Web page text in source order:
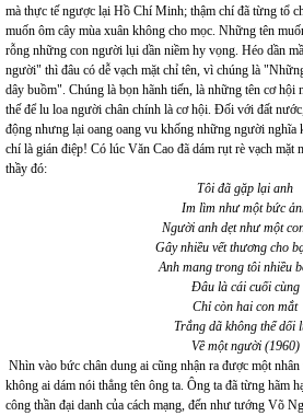
mà thực tế ngược lại Hồ Chí Minh; thậm chí đã từng tổ
muốn ôm cây mùa xuân không cho mọc. Những tên
rỗng những con người lụi dần niềm hy vọng. Héo dần
người" thì đâu có dễ vạch mặt chỉ tên, vì chúng là
dây buồm". Chúng là bọn hãnh tiến, là những tên cơ hội
thế để lu loa người chân chính là cơ hội. Đối với đất
động nhưng lại oang oang vu khống những người nghĩa
chí là gián điệp! Có lúc Văn Cao đã dám rụt rè vạch mặt
thầy đó:
Tôi đã gặp lại anh
Im lìm như một bức
Người anh dẹt như một
Gây nhiều vết thương cho
Anh mang trong tôi nhiều
Đâu là cái cuối cùng
Chỉ còn hai con mắt
Trắng dã không thể dối
Về một người (1960)
Nhìn vào bức chân dung ai cũng nhận ra được một
không ai dám nói thẳng tên ông ta. Ông ta đã từng hãm
công thần đại danh của cách mạng, đến như tướng Võ